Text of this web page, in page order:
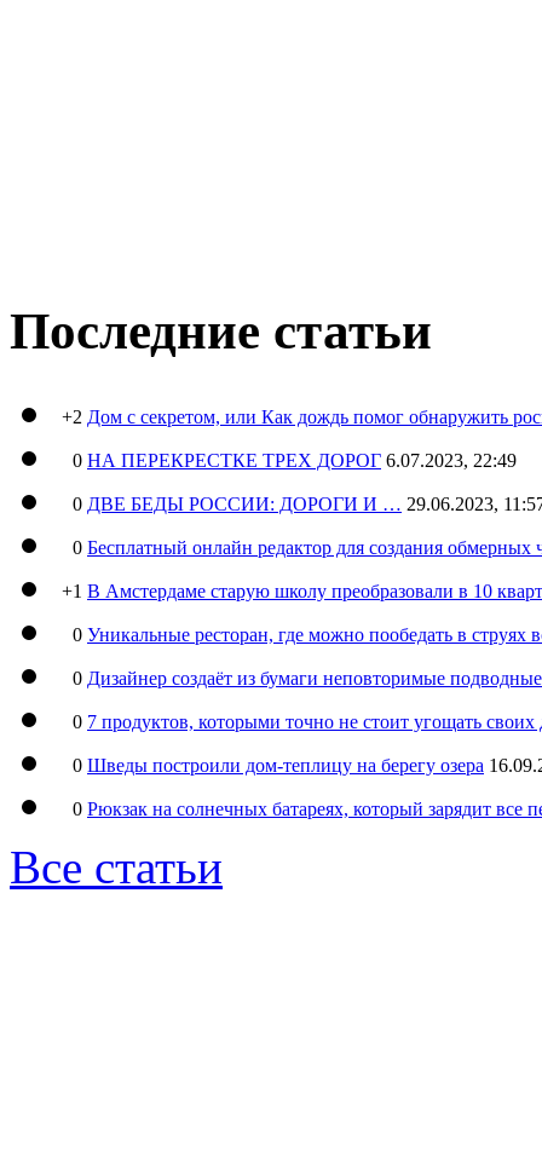
Последние статьи
+2 Дом с секретом, или Как дождь помог обнаружить
0 НА ПЕРЕКРЕСТКЕ ТРЕХ ДОРОГ 6.07.2023, 22:49
0 ДВЕ БЕДЫ РОССИИ: ДОРОГИ И … 29.06.2023,
0 Бесплатный онлайн редактор для создания обмерных
+1 В Амстердаме старую школу преобразовали в 10
0 Уникальные ресторан, где можно пообедать в струях
0 Дизайнер создаёт из бумаги неповторимые
0 7 продуктов, которыми точно не стоит угощать
0 Шведы построили дом-теплицу на берегу озера
0 Рюкзак на солнечных батареях, который зарядит все
Все статьи